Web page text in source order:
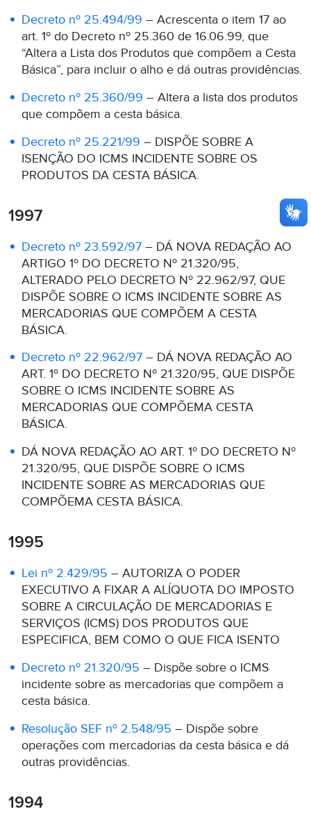
Decreto nº 25.494/99 – Acrescenta o item 17 ao
art. 1º do Decreto nº 25.360 de 16.06.99, que
“Altera a Lista dos Produtos que compõem a Cesta
Básica”, para incluir o alho e dá outras providências.
Decreto nº 25.360/99 – Altera a lista dos produtos
que compõem a cesta básica.
Decreto nº 25.221/99 – DISPÕE SOBRE A
ISENÇÃO DO ICMS INCIDENTE SOBRE OS
PRODUTOS DA CESTA BÁSICA.
1997
Decreto nº 23.592/97 – DÁ NOVA REDAÇÃO AO
ARTIGO 1º DO DECRETO Nº 21.320/95,
ALTERADO PELO DECRETO Nº 22.962/97, QUE
DISPÕE SOBRE O ICMS INCIDENTE SOBRE AS
MERCADORIAS QUE COMPÕEM A CESTA
BÁSICA.
Decreto nº 22.962/97 – DÁ NOVA REDAÇÃO AO
ART. 1º DO DECRETO Nº 21.320/95, QUE DISPÕE
SOBRE O ICMS INCIDENTE SOBRE AS
MERCADORIAS QUE COMPÕEMA CESTA
BÁSICA.
DÁ NOVA REDAÇÃO AO ART. 1º DO DECRETO Nº
21.320/95, QUE DISPÕE SOBRE O ICMS
INCIDENTE SOBRE AS MERCADORIAS QUE
COMPÕEMA CESTA BÁSICA.
1995
Lei nº 2.429/95 – AUTORIZA O PODER
EXECUTIVO A FIXAR A ALÍQUOTA DO IMPOSTO
SOBRE A CIRCULAÇÃO DE MERCADORIAS E
SERVIÇOS (ICMS) DOS PRODUTOS QUE
ESPECIFICA, BEM COMO O QUE FICA ISENTO
Decreto nº 21.320/95 – Dispõe sobre o ICMS
incidente sobre as mercadorias que compõem a
cesta básica.
Resolução SEF nº 2.548/95 – Dispõe sobre
operações com mercadorias da cesta básica e dá
outras providências.
1994